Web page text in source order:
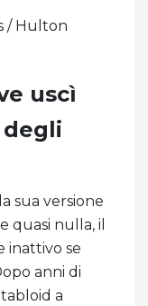
/ Hulton
uscì
degli
sua versione
quasi nulla, il
inattivo se
anni di
a